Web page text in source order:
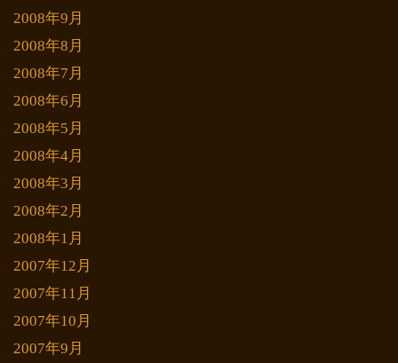
2008年9月
2008年8月
2008年7月
2008年6月
2008年5月
2008年4月
2008年3月
2008年2月
2008年1月
2007年12月
2007年11月
2007年10月
2007年9月